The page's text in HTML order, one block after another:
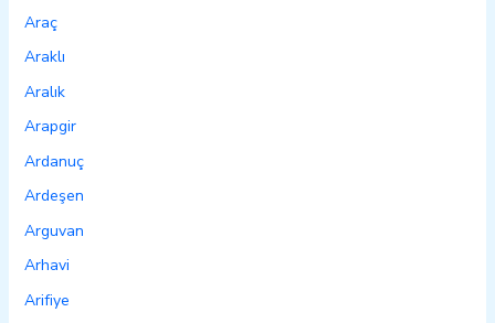
Araç
Araklı
Aralık
Arapgir
Ardanuç
Ardeşen
Arguvan
Arhavi
Arifiye